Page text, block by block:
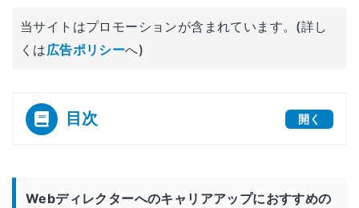
当サイトはプロモーションが含まれています。(詳し
くは広告ポリシーへ)
目次 開く
Webディレクターへのキャリアアップにおすすめの